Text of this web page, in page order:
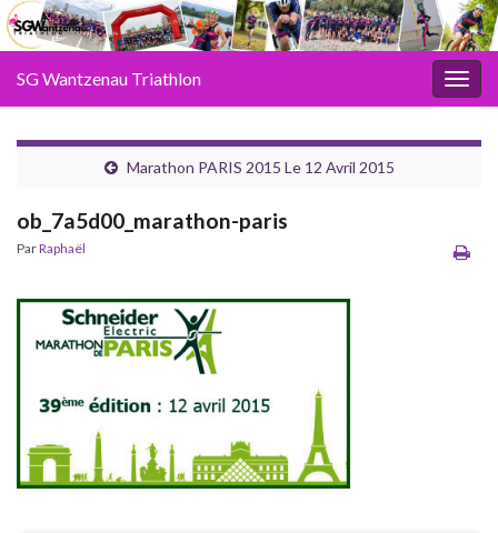
SG Wantzenau Triathlon
Marathon PARIS 2015 Le 12 Avril 2015
ob_7a5d00_marathon-paris
ParRaphaël